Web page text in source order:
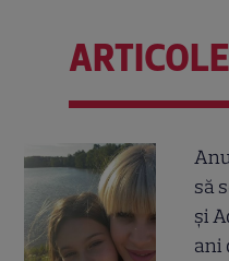
să
și
ani